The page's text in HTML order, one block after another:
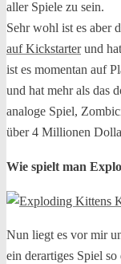
aller Spiele zu sein.
Sehr wohl ist es aber
auf Kickstarterund
ist es momentan auf
und hat mehr als das
analoge Spiel,
über 4 Millionen
Wie spielt man
Nun liegt es vor mir
ein derartiges Spiel